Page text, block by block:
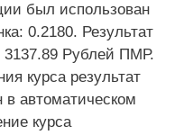
был использован
0.2180. Результат
3137.89 Рублей ПМР.
курса результат
в автоматическом
курса